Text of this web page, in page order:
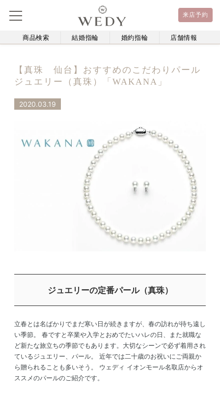
来店予約
商品検索 結婚指輪 婚約指輪 店舗情報
【真珠 仙台】おすすめのこだわりパール
ジュエリー（真珠）「WAKANA」
2020.03.19
ジュエリーの定番パール（真珠）
立春とは名ばかりでまだ寒い日が続きますが、春の訪れが待ち遠し
い季節。 春ですと卒業や入学とおめでたいハレの日、また就職な
ど新たな旅立ちの季節でもあります。大切なシーンで必ず着用され
ているジュエリー、パール。 近年では二十歳のお祝いにご両親か
ら贈られることも多いそう。 ウェディ イオンモール名取店からオ
ススメのパールのご紹介です。